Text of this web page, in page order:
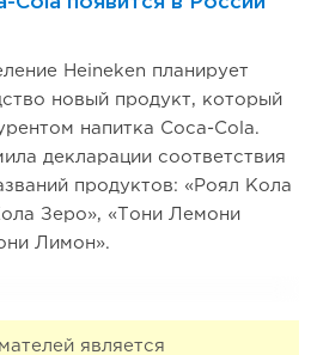
Heineken планирует
новый продукт, который
напитка Coca-Cola.
декларации соответствия
продуктов: «Роял Кола
Зеро», «Тони Лемони
Лимон».
является